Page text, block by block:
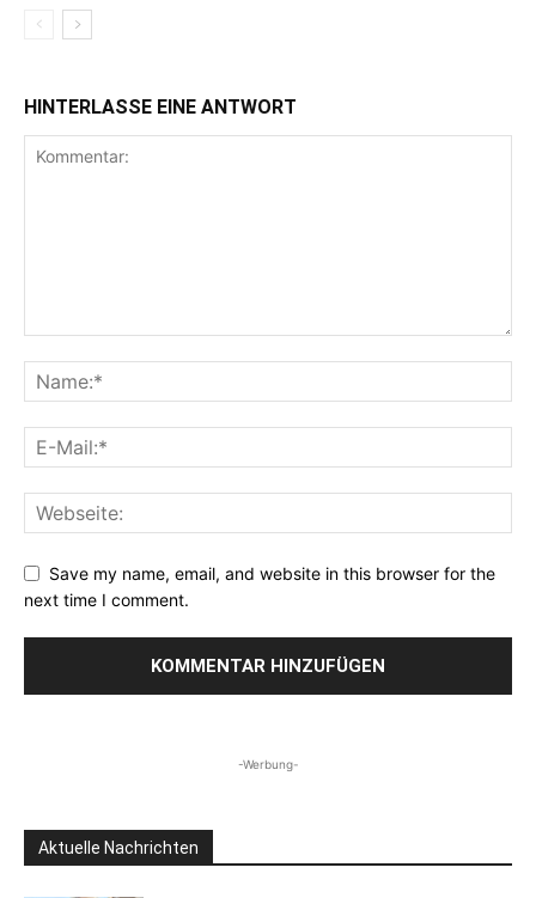
HINTERLASSE EINE ANTWORT
Save my name, email, and website in this browser for the
next time I comment.
-Werbung-
Aktuelle Nachrichten